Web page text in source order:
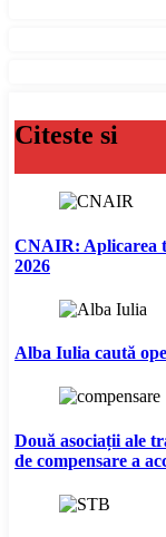
Citeste si
CNAIR: Aplicarea
2026
Alba Iulia caută
Două asociații ale
de compensare a